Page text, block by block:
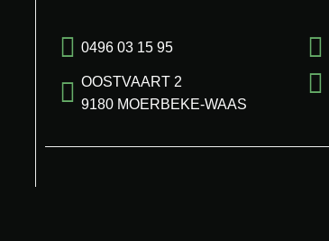
0496 03 15 95
OOSTVAART 2
9180 MOERBEKE-WAAS